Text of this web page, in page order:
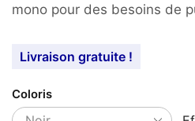
mono pour des besoins de
Livraison gratuite !
Coloris